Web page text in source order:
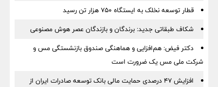
قطار توسعه نخلک به ایستگاه ۷۵۰ هزار تن رسید
شکاف طبقاتی جدید: برندگان و بازندگان عصر هوش مصنوعی
دکتر فیض: هم‌افزایی و هماهنگی صندوق بازنشستگی مس و
شرکت ملی مس یک ضرورت است
افزایش ۴۷ درصدی حمایت مالی بانک توسعه صادرات ایران از